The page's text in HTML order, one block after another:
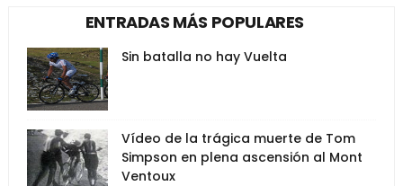
ENTRADAS MÁS POPULARES
Sin batalla no hay Vuelta
Vídeo de la trágica muerte de Tom
Simpson en plena ascensión al Mont
Ventoux